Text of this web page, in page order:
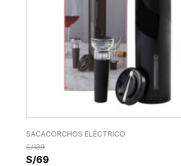
SACACORCHOS ELÉCTRICO
S/139
S/69